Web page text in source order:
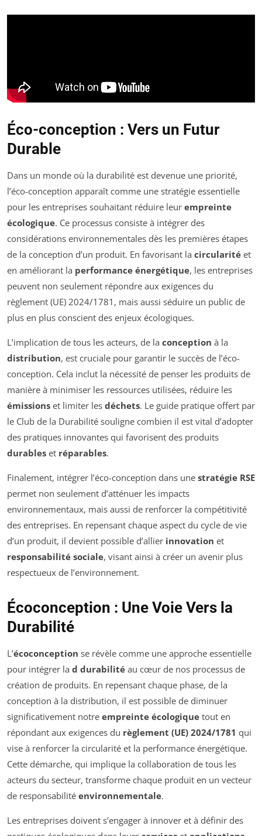
Éco-conception : Vers un Futur
Durable
Dans un monde où la durabilité est devenue une priorité,
l’éco-conception apparaît comme une stratégie essentielle
pour les entreprises souhaitant réduire leur empreinte
écologique. Ce processus consiste à intégrer des
considérations environnementales dès les premières étapes
de la conception d’un produit. En favorisant la circularité et
en améliorant la performance énergétique, les entreprises
peuvent non seulement répondre aux exigences du
règlement (UE) 2024/1781, mais aussi séduire un public de
plus en plus conscient des enjeux écologiques.
L’implication de tous les acteurs, de la conception à la
distribution, est cruciale pour garantir le succès de l’éco-
conception. Cela inclut la nécessité de penser les produits de
manière à minimiser les ressources utilisées, réduire les
émissions et limiter les déchets. Le guide pratique offert par
le Club de la Durabilité souligne combien il est vital d’adopter
des pratiques innovantes qui favorisent des produits
durables et réparables.
Finalement, intégrer l’éco-conception dans une stratégie RSE
permet non seulement d’atténuer les impacts
environnementaux, mais aussi de renforcer la compétitivité
des entreprises. En repensant chaque aspect du cycle de vie
d’un produit, il devient possible d’allier innovation et
responsabilité sociale, visant ainsi à créer un avenir plus
respectueux de l’environnement.
Écoconception : Une Voie Vers la
Durabilité
L’écoconception se révèle comme une approche essentielle
pour intégrer la d durabilité au cœur de nos processus de
création de produits. En repensant chaque phase, de la
conception à la distribution, il est possible de diminuer
significativement notre empreinte écologique tout en
répondant aux exigences du règlement (UE) 2024/1781 qui
vise à renforcer la circularité et la performance énergétique.
Cette démarche, qui implique la collaboration de tous les
acteurs du secteur, transforme chaque produit en un vecteur
de responsabilité environnementale.
Les entreprises doivent s’engager à innover et à définir des